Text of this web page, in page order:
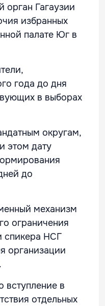
орган Гагаузии
избранных
палате Юг в
года до дня
в выборах
округам,
этом дату
до
механизм
ограничения
спикера НСГ
организации
в
отдельных